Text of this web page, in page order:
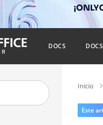
DOCS
Inicio
Este